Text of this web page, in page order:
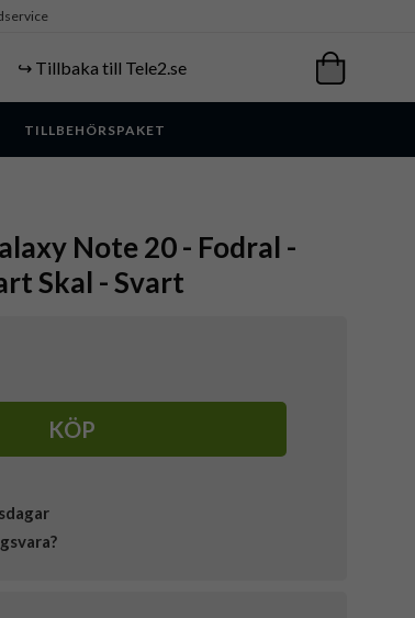
↪️ Tillbaka till Tele2.se
TILLBEHÖRSPAKET
Note 20 - Fodral -
Skal - Svart
KÖP